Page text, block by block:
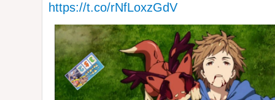
https://t.co/rNfLoxzGdV